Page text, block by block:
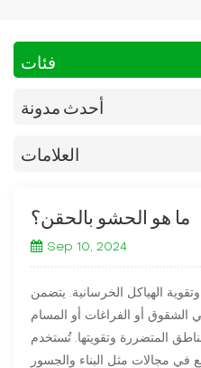
فئات
أحدث مدونة
العلامات
ما هو الحشو بالحقن؟
Sep 10, 2024
الهياكل الخرسانية. يتضمن
أو الفراغات أو المسام
المتضررة وتقويتها. تُستخدم
في مجالات مثل البناء والجسور